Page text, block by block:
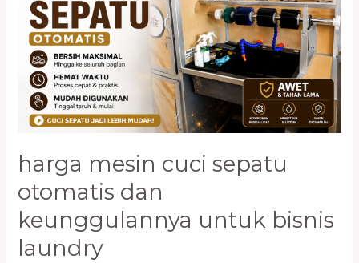
harga mesin cuci sepatu
otomatis dan
keunggulannya untuk bisnis
laundry
dan
Keunggulannya
untuk
Bisnis
Laundry